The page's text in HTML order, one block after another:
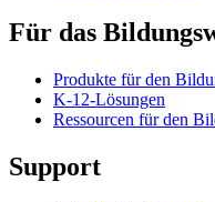
Für das
Produkte für den
K-12-Lösungen
Ressourcen für den
Support